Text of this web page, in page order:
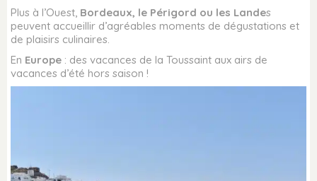
Plus à l’Ouest, Bordeaux, le Périgord ou les Landes
peuvent accueillir d’agréables moments de dégustations et
de plaisirs culinaires.
En Europe : des vacances de la Toussaint aux airs de
vacances d’été hors saison !